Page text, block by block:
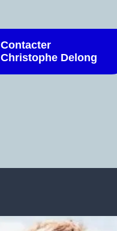
Contacter
Christophe Delong